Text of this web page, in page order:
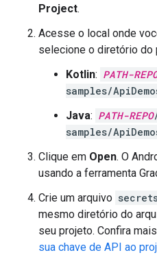
Project.
Acesse o local onde
selecione o diretório do
Kotlin: PATH-
samples/
Java: PATH-REPO
samples/
Clique em Open. O
usando a ferramenta
Crie um arquivo
mesmo diretório do
seu projeto. Confira
sua chave de API ao